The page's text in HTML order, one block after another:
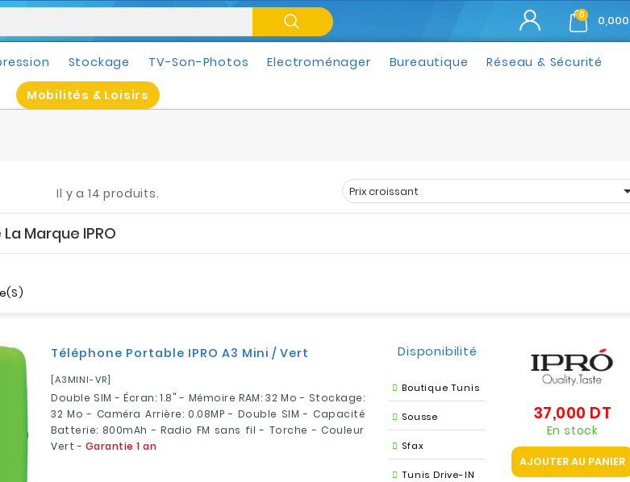
0
Stockage TV-Son-Photos Electroménager Bureautique Réseau & Sécurité
Mobilités & Loisirs
Il y a 14 produits. Prix croissant
Marque IPRO
Téléphone Portable IPRO A3 Mini / Vert
[A3MINI-VR]
Double SIM - Écran: 1.8" - Mémoire RAM: 32 Mo - Stockage:
32 Mo - Caméra Arrière: 0.08MP - Double SIM - Capacité
Batterie: 800mAh - Radio FM sans fil - Torche - Couleur
Vert - Garantie 1 an
Disponibilité
Boutique Tunis
Sousse
Sfax
Tunis Drive-IN
37,000 DT
En stock
AJOUTER AU PANIER